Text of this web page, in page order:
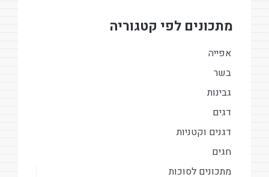
מתכונים לפי קטגוריה
אפייה
בשר
גבינות
דגים
דגנים וקטניות
חגים
מתכונים לסוכות